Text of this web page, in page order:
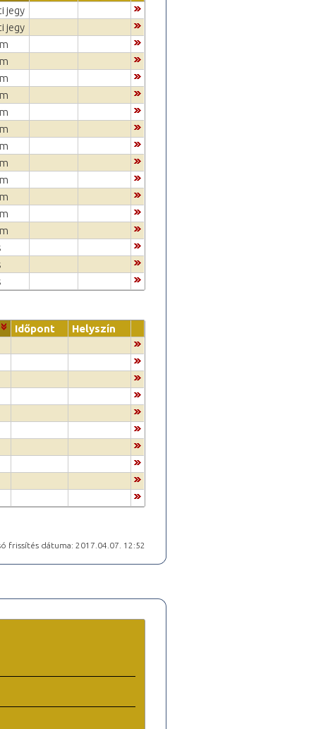
jegy
jegy
Időpont
Helyszín
frissítés dátuma: 2017.04.07. 12:52